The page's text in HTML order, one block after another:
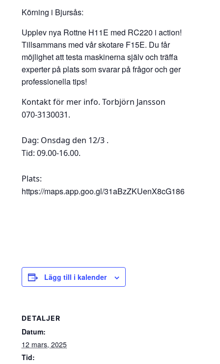
Körning i Bjursås:
Upplev nya Rottne H11E med RC220 i action!
Tillsammans med vår skotare F15E. Du får
möjlighet att testa maskinerna själv och träffa
experter på plats som svarar på frågor och ger
professionella tips!
Kontakt för mer info. Torbjörn Jansson
070-3130031.
Dag: Onsdag den 12/3 .
Tid: 09.00-16.00.
Plats:
https://maps.app.goo.gl/31aBzZKUenX8cG186
Lägg till i kalender
DETALJER
Datum:
12 mars, 2025
Tid: